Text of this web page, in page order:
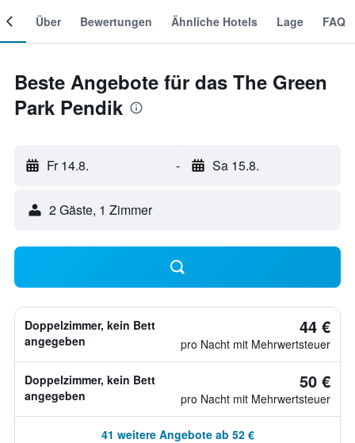
Über Bewertungen Ähnliche Hotels Lage FAQ
Beste Angebote für das The Green
Park Pendik
Fr 14.8. - Sa 15.8.
2 Gäste, 1 Zimmer
Doppelzimmer, kein Bett
angegeben
44 €
pro Nacht mit Mehrwertsteuer
Doppelzimmer, kein Bett
angegeben
50 €
pro Nacht mit Mehrwertsteuer
41 weitere Angebote ab 52 €